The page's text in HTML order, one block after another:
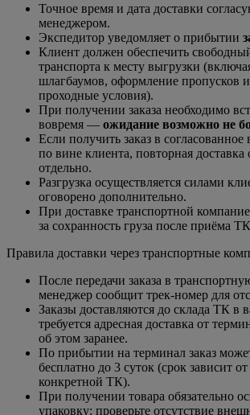
Точное время и дата доставки
менеджером.
Экспедитор уведомляет о прибытии
Клиент должен обеспечить
транспорта к месту выгрузки
шлагбаумов, оформление пропусков
проходные условия).
При получении заказа необходимо
вовремя — ожидание возможно не
Если получить заказ в
по вине клиента, повторная доставка
отдельно.
Разгрузка осуществляется силами
оговорено дополнительно.
При доставке транспортной
за сохранность груза после приёма
Правила доставки через транспортные
После передачи заказа в
менеджер сообщит трек-номер для
Заказы доставляются до склада ТК в
требуется адресная доставка от
об этом заранее.
По прибытии на терминал заказ
бесплатно до 3 суток (срок зависит
конкретной ТК).
При получении товара обязательно
упаковку: проверьте отсутствие